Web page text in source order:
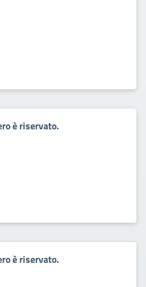
è riservato.
è riservato.